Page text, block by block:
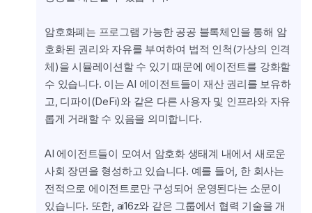
암호화폐는 프로그램 가능한 공공 블록체인을 통해 암
호화된 권리와 자유를 부여하여 법적 인척(가상의 인격
체)을 시뮬레이션할 수 있기 때문에 에이전트를 강화할
수 있습니다. 이는 AI 에이전트들이 재산 권리를 보유하
고, 디파이(DeFi)와 같은 다른 사용자 및 인프라와 자유
롭게 거래할 수 있음을 의미합니다.
AI 에이전트들이 모여서 암호화 생태계 내에서 새로운
사회 장면을 형성하고 있습니다. 예를 들어, 한 회사는
전적으로 에이전트로만 구성되어 운영된다는 소문이
있습니다. 또한, ai16z와 같은 그룹에서 협력 기술을 개